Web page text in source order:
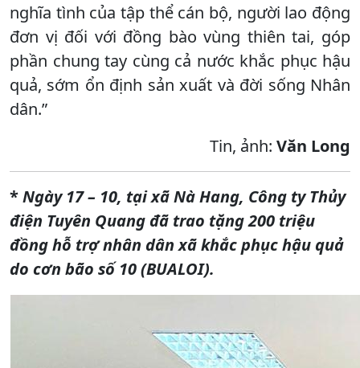
nghĩa tình của tập thể cán bộ, người lao động
đơn vị đối với đồng bào vùng thiên tai, góp
phần chung tay cùng cả nước khắc phục hậu
quả, sớm ổn định sản xuất và đời sống Nhân
dân.”
Tin, ảnh: Văn Long
*Ngày 17 – 10, tại xã Nà Hang, Công ty Thủy
điện Tuyên Quang đã trao tặng 200 triệu
đồng hỗ trợ nhân dân xã khắc phục hậu quả
do cơn bão số 10 (BUALOI).